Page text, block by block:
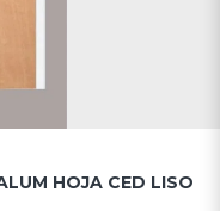
HOJA CED LISO